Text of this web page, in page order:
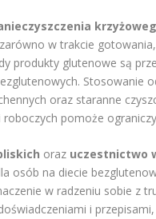
w trakcie
produkty glutenowe są
Stosowanie
oraz staranne
roboczych pomoże
oraz uczestnictwo
osób na diecie
w radzeniu sobie z
i